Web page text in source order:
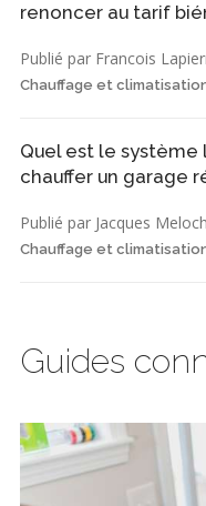
renoncer au tarif
Publié par Francois
Chauffage et
Quel est le
chauffer un garage
Publié par Jacques
Chauffage et
Guides